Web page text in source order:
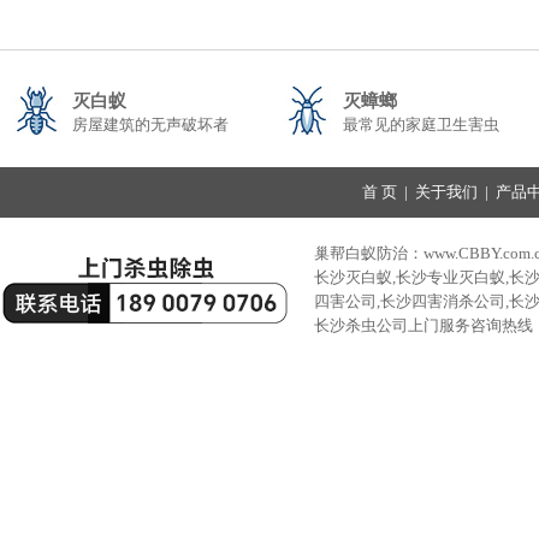
灭白蚁
房屋建筑的无声破坏者
灭蟑螂
最常见的家庭卫生害虫
首 页 | 关于我们 | 产品
巢帮白蚁防治：
长沙灭白蚁,长沙专业灭白蚁,长
四害公司,长沙四害消杀公司,长
长沙杀虫公司上门服务咨询热